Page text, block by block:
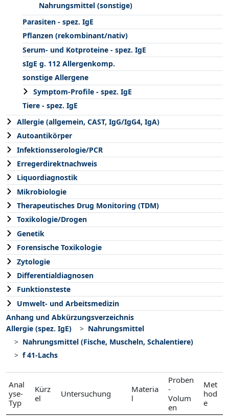
Nahrungsmittel (sonstige)
Parasiten - spez. IgE
Pflanzen (rekombinant/nativ)
Serum- und Kotproteine - spez. IgE
sIgE g. 112 Allergenkomp.
sonstige Allergene
Symptom-Profile - spez. IgE
Tiere - spez. IgE
Allergie (allgemein, CAST, IgG/IgG4, IgA)
Autoantikörper
Infektionsserologie/PCR
Erregerdirektnachweis
Liquordiagnostik
Mikrobiologie
Therapeutisches Drug Monitoring (TDM)
Toxikologie/Drogen
Genetik
Forensische Toxikologie
Zytologie
Differentialdiagnosen
Funktionsteste
Umwelt- und Arbeitsmedizin
Anhang und Abkürzungsverzeichnis
Allergie (spez. IgE)
Nahrungsmittel
Nahrungsmittel (Fische, Muscheln, Schalentiere)
f 41-Lachs
Anal
yse-
Typ
Kürz
el
Untersuchung
Materia
l
Proben
-
Volum
en
Met
hod
e